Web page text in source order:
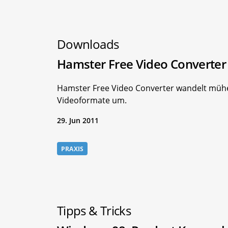
Downloads
Hamster Free Video Converter
Hamster Free Video Converter wandelt
Videoformate um.
29. Jun 2011
PRAXIS
Tipps & Tricks